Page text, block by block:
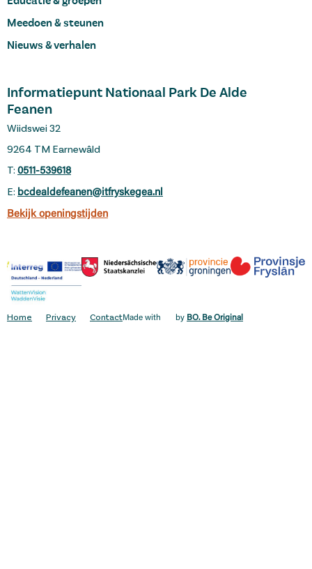
Meedoen & steunen
Nieuws & verhalen
Informatiepunt Nationaal Park De Alde
Feanen
Wiidswei 32
9264 TM Earnewâld
T: 0511-539618
E: bcdealdefeanen@itfryskegea.nl
Bekijk openingstijden
Home Privacy ContactMade with by BO. Be Original